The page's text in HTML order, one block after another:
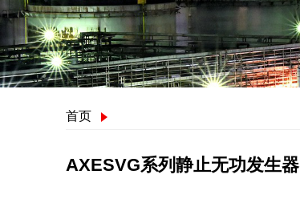
首页
AXESVG系列静止无功发生器